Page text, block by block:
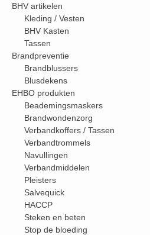
BHV artikelen
Kleding / Vesten
BHV Kasten
Tassen
Brandpreventie
Brandblussers
Blusdekens
EHBO produkten
Beademingsmaskers
Brandwondenzorg
Verbandkoffers / Tassen
Verbandtrommels
Navullingen
Verbandmiddelen
Pleisters
Salvequick
HACCP
Steken en beten
Stop de bloeding